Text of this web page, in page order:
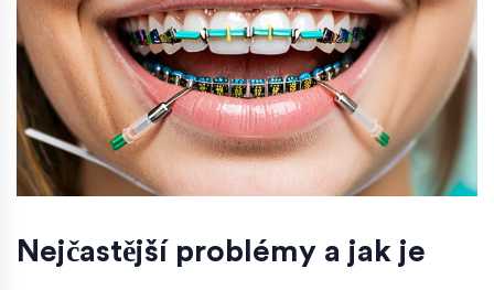
Nejčastější problémy a jak je